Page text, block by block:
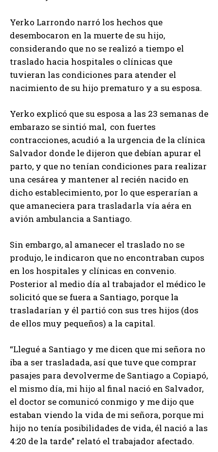
Yerko Larrondo narró los hechos que
desembocaron en la muerte de su hijo,
considerando que no se realizó a tiempo el
traslado hacia hospitales o clínicas que
tuvieran las condiciones para atender el
nacimiento de su hijo prematuro y a su esposa.
Yerko explicó que su esposa a las 23 semanas de
embarazo se sintió mal, con fuertes
contracciones, acudió a la urgencia de la clínica
Salvador donde le dijeron que debían apurar el
parto, y que no tenían condiciones para realizar
una cesárea y mantener al recién nacido en
dicho establecimiento, por lo que esperarían a
que amaneciera para trasladarla vía aéra en
avión ambulancia a Santiago.
Sin embargo, al amanecer el traslado no se
produjo, le indicaron que no encontraban cupos
en los hospitales y clínicas en convenio.
Posterior al medio día al trabajador el médico le
solicitó que se fuera a Santiago, porque la
trasladarían y él partió con sus tres hijos (dos
de ellos muy pequeños) a la capital.
“Llegué a Santiago y me dicen que mi señora no
iba a ser trasladada, así que tuve que comprar
pasajes para devolverme de Santiago a Copiapó,
el mismo día, mi hijo al final nació en Salvador,
el doctor se comunicó conmigo y me dijo que
estaban viendo la vida de mi señora, porque mi
hijo no tenía posibilidades de vida, él nació a las
4:20 de la tarde” relató el trabajador afectado.